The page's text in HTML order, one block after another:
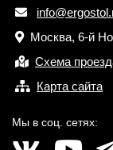
Москва, 6-й
Схема
Карта сайта
Мы в соц. сетях: